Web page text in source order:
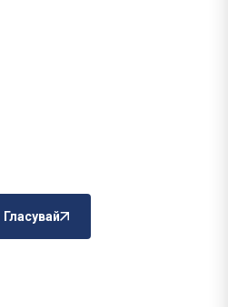
Гласувай